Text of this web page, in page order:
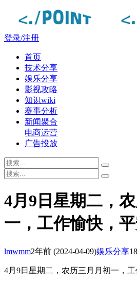
登录/注册
首页
技术分享
娱乐分享
影视攻略
知识wiki
赛事分析
新闻聚合
电商运营
广告投放
4月9日星期二，
一，工作愉快，
lmwmm2年前 (2024-04-09)娱乐分享
4月9日星期二，农历三月月初一，